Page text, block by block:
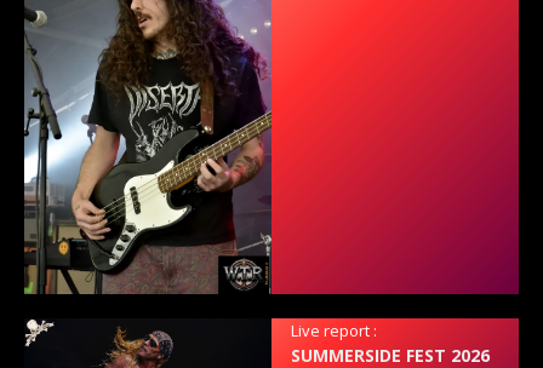
Live report :
SUMMERSIDE FEST 2026